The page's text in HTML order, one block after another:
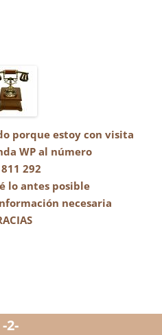
porque estoy con visita
WP al número
292
lo antes posible
necesaria
-2-